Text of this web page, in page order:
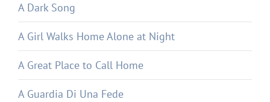
A Dark Song
A Girl Walks Home Alone at Night
A Great Place to Call Home
A Guardia Di Una Fede